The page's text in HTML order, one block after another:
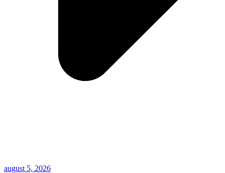
august 5, 2026